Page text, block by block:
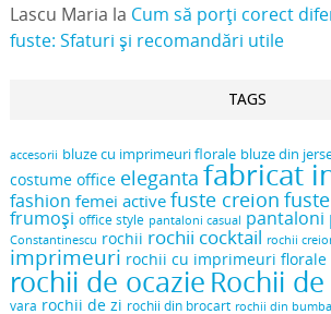
Lascu Maria la Cum să porți corect
fuste: Sfaturi și recomandări utile
TAGS
accesorii bluze cu imprimeuri florale bluze din
costume office eleganta fabricat
fashion femei active fuste creion
frumoși office style pantaloni casual pantaloni
Constantinescu rochii rochii cocktail rochii
imprimeuri rochii cu imprimeuri florale
rochii de ocazie Rochii
vara rochii de zi rochii din brocart rochii din